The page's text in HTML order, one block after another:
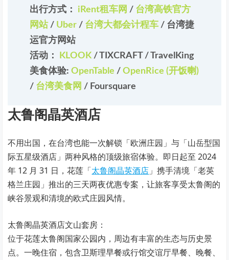
出行方式： iRent租车网 / 台湾高铁官方
网站 / Uber / 台湾大都会计程车 / 台湾捷
运官方网站
活动：
KLOOK /TIXCRAFT /TravelKing
美食体验:OpenTable /OpenRice (开饭喇)
/ 台湾美食网 / Foursquare
太鲁阁晶英酒店
不用出国，在台湾也能一次解锁「欧洲庄园」与「山岳型国
际五星级酒店」两种风格的顶级旅宿体验。即日起至 2024
年 12 月 31 日，花莲「太鲁阁晶英酒店 」携手清境「老英
格兰庄园」推出的三天两夜优惠专案，让旅客享受太鲁阁的
峡谷景观和清境的欧式庄园风情。
太鲁阁晶英酒店文山套房：
位于花莲太鲁阁国家公园内，周边有丰富的生态与历史景
点。一晚住宿，包含卫斯理早餐或行馆交谊厅早餐、晚餐、